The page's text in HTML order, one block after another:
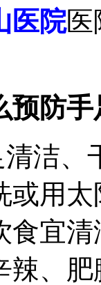
医院医
预防手
、
或用
食宜
辣、